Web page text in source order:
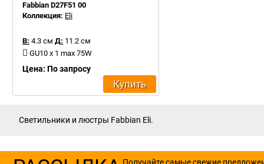
Fabbian D27F51 00
Коллекция: Eli
В: 4.3 см Д: 11.2 см
GU10 x 1 max 75W
Цена: По запросу
Купить
Светильники и люстры Fabbian Eli.